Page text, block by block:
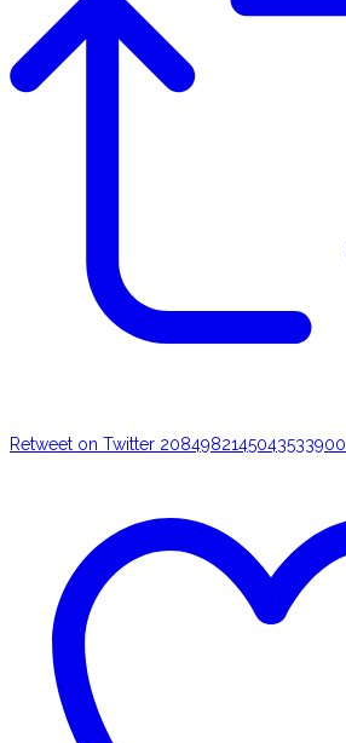
Retweet on Twitter 2084982145043533900